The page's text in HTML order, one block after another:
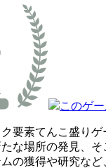
このゲ
要素てんこ盛り
な場所の発見、
の獲得や研究など